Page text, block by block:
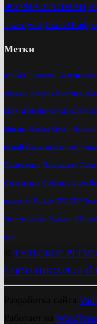
ЖУРНАЛИСТИКИ
Цкипури Яков
Метки
8 МАРТА Алексин Валерий
Ходулин Встреча Выставка
МАКАРОВ НИКОЛАЙ
Митинг Москва Музей
речкой Опалённые войной
Поздравляем Поздравляет
Савостьянов Собрание Союз
писателей России ТРО СПР
Урок мужества Ходулин Юбилей
поэт
ТУЛЬСКОЕ
СОЮЗ ПИСАТЕЛЕЙ